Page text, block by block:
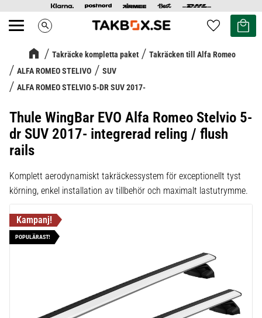
Meny search Favoriter
Kundvagn
Takräcke kompletta paket
Takräcken till Alfa Romeo
ALFA ROMEO STELIVO
SUV
ALFA ROMEO STELVIO 5-DR SUV 2017-
Thule WingBar EVO Alfa Romeo Stelvio 5-
dr SUV 2017- integrerad reling / flush
rails
Komplett aerodynamiskt takräckessystem för exceptionellt tyst
körning, enkel installation av tillbehör och maximalt lastutrymme.
POPULÄRAST!